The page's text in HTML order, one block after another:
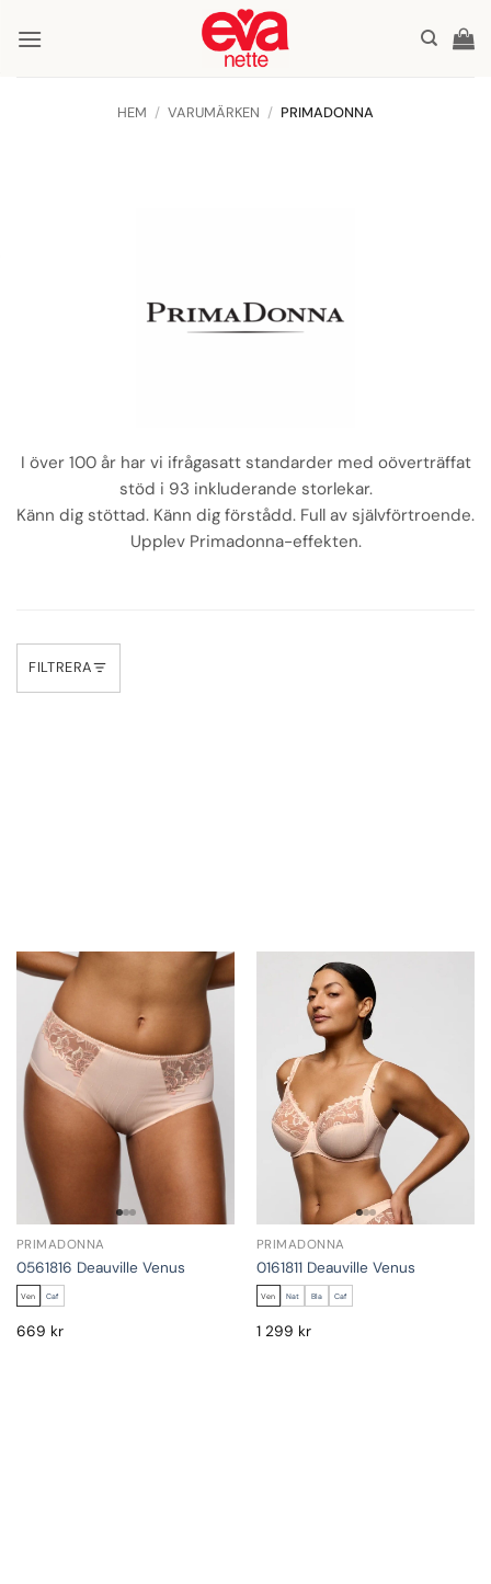
HEM / VARUMÄRKEN / PRIMADONNA
I över 100 år har vi ifrågasatt standarder med oöverträffat
stöd i 93 inkluderande storlekar.
Känn dig stöttad. Känn dig förstådd. Full av självförtroende.
Upplev Primadonna-effekten.
FILTRERA
PRIMADONNA
0561816 Deauville Venus
Ven Caf
669 kr
PRIMADONNA
0161811 Deauville Venus
Ven Nat Bla Caf
1 299 kr